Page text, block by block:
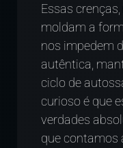
Essas
moldam a
nos impedem
autêntica,
ciclo de
curioso é que
verdades
que contamos